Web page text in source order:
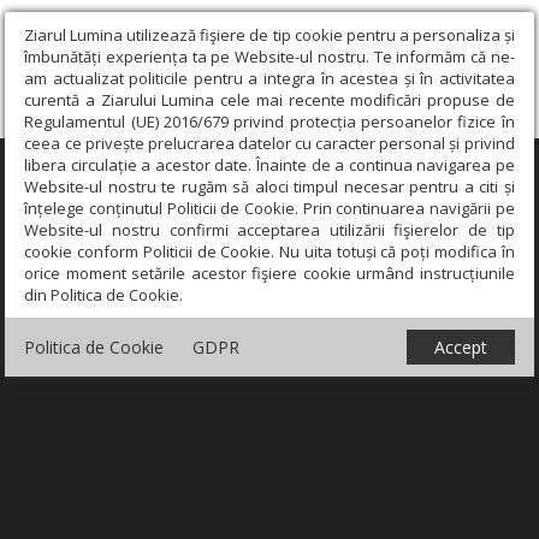
Ziarul Lumina utilizează fişiere de tip cookie pentru a personaliza și
îmbunătăți experiența ta pe Website-ul nostru. Te informăm că ne-
am actualizat politicile pentru a integra în acestea și în activitatea
curentă a Ziarului Lumina cele mai recente modificări propuse de
Regulamentul (UE) 2016/679 privind protecția persoanelor fizice în
ceea ce privește prelucrarea datelor cu caracter personal și privind
libera circulație a acestor date. Înainte de a continua navigarea pe
Website-ul nostru te rugăm să aloci timpul necesar pentru a citi și
înțelege conținutul Politicii de Cookie. Prin continuarea navigării pe
Website-ul nostru confirmi acceptarea utilizării fişierelor de tip
cookie conform Politicii de Cookie. Nu uita totuși că poți modifica în
orice moment setările acestor fişiere cookie urmând instrucțiunile
din Politica de Cookie.
Politica de Cookie GDPR Accept
×